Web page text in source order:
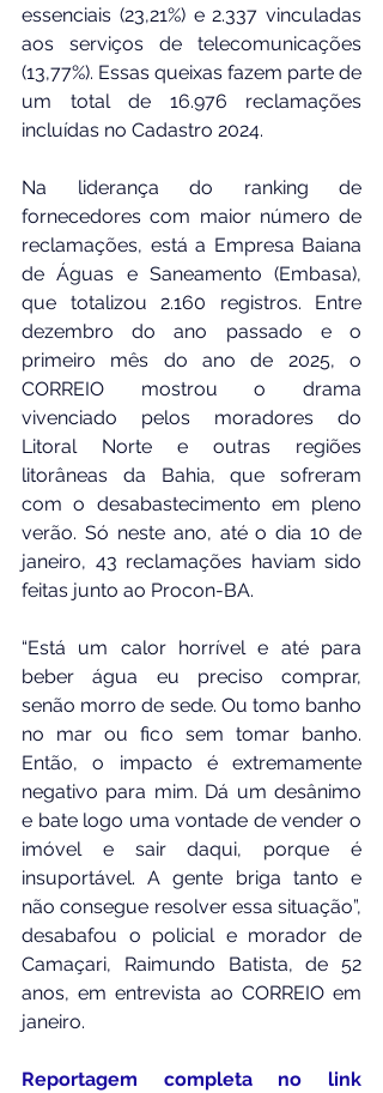
essenciais (23,21%) e 2.337 vinculadas
aos serviços de telecomunicações
(13,77%). Essas queixas fazem parte de
um total de 16.976 reclamações
incluídas no Cadastro 2024.
Na liderança do ranking de
fornecedores com maior número de
reclamações, está a Empresa Baiana
de Águas e Saneamento (Embasa),
que totalizou 2.160 registros. Entre
dezembro do ano passado e o
primeiro mês do ano de 2025, o
CORREIO mostrou o drama
vivenciado pelos moradores do
Litoral Norte e outras regiões
litorâneas da Bahia, que sofreram
com o desabastecimento em pleno
verão. Só neste ano, até o dia 10 de
janeiro, 43 reclamações haviam sido
feitas junto ao Procon-BA.
“Está um calor horrível e até para
beber água eu preciso comprar,
senão morro de sede. Ou tomo banho
no mar ou fico sem tomar banho.
Então, o impacto é extremamente
negativo para mim. Dá um desânimo
e bate logo uma vontade de vender o
imóvel e sair daqui, porque é
insuportável. A gente briga tanto e
não consegue resolver essa situação”,
desabafou o policial e morador de
Camaçari, Raimundo Batista, de 52
anos, em entrevista ao CORREIO em
janeiro.
Reportagem completa no link